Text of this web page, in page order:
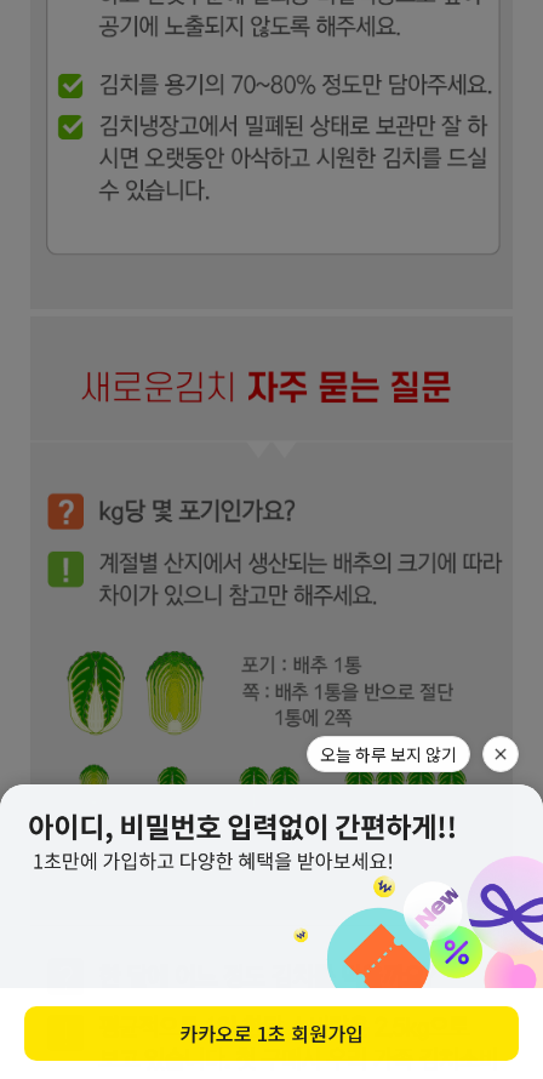
오늘 하루 보지 않기
카카오로 1초 회원가입